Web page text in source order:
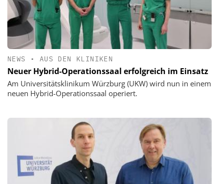
NEWS • AUS DEN KLINIKEN
Neuer Hybrid-Operationssaal erfolgreich im Einsatz
Am Universitätsklinikum Würzburg (UKW) wird nun in einem
neuen Hybrid-Operationssaal operiert.